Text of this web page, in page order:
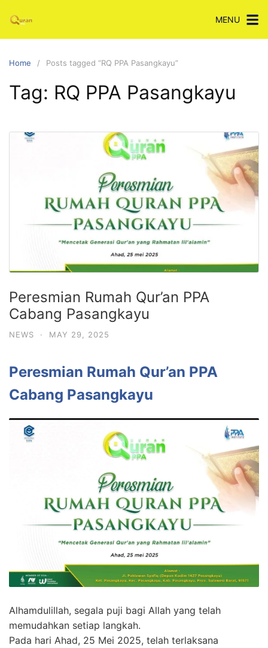
content
MENU
Home Posts tagged “RQ PPA Pasangkayu”
Tag: RQ PPA Pasangkayu
Peresmian Rumah Qur’an PPA
Cabang Pasangkayu
NEWS · MAY 29, 2025
Peresmian Rumah Qur’an PPA
Cabang Pasangkayu
Alhamdulillah, segala puji bagi Allah yang telah
memudahkan setiap langkah.
Pada hari Ahad, 25 Mei 2025, telah terlaksana